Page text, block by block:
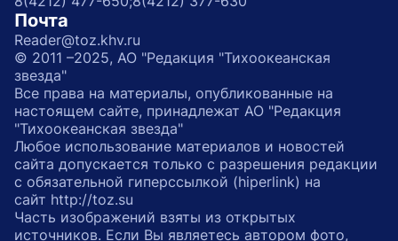
Почта
Reader@toz.khv.ru
© 2011 –2025, АО "Редакция "Тихоокеанская
звезда"
Все права на материалы, опубликованные на
настоящем сайте, принадлежат АО "Редакция
"Тихоокеанская звезда"
Любое использование материалов и новостей
сайта допускается только с разрешения редакции
с обязательной гиперссылкой (hiperlink) на
сайт http://toz.su
Часть изображений взяты из открытых
источников. Если Вы являетесь автором фото,